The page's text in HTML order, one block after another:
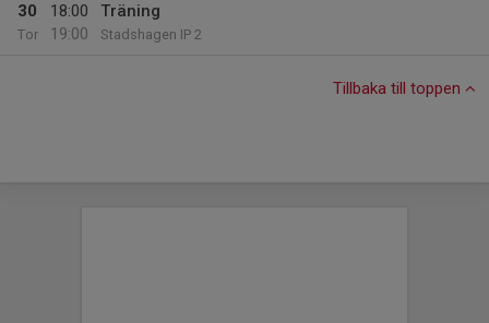
30
Tor
18:00
19:00
Träning
Stadshagen IP 2
Tillbaka till toppen